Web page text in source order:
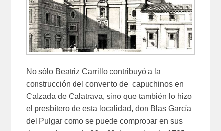
No sólo Beatriz Carrillo contribuyó a la
construcción del convento de capuchinos en
Calzada de Calatrava, sino que también lo hizo
el presbítero de esta localidad, don Blas García
del Pulgar como se puede comprobar en sus